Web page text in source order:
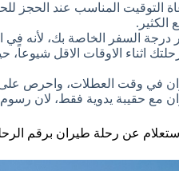
التوقيت المناسب عند الحجز
الكثير.
درجة السفر الخاصة بك، لأنه في
اثناء الاوقات الاقل شيوعاً،
في وقت العطلات، واحرص على
مع حقيبة يدوية فقط، لان رسوم
عن رحلة طيران برقم